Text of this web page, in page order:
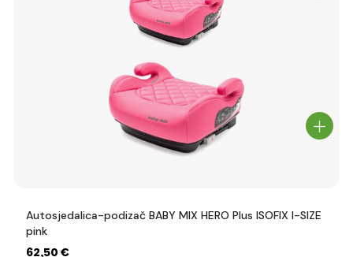
Autosjedalica-podizač BABY MIX HERO Plus ISOFIX I-SIZE
pink
62,50 €